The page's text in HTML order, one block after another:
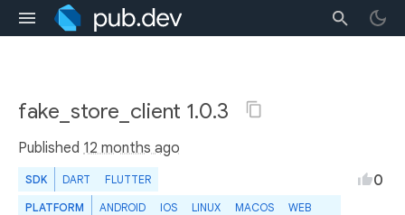
fake_store_client 1.0.3
Published 12 months ago
SDK DART FLUTTER
PLATFORM ANDROID IOS LINUX MACOS
WEB
0